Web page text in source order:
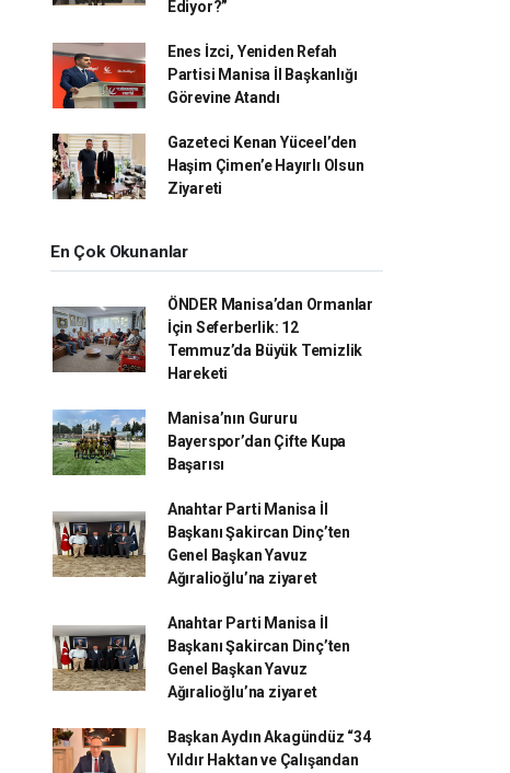
Ediyor?”
Enes İzci, Yeniden Refah
Partisi Manisa İl Başkanlığı
Görevine Atandı
Gazeteci Kenan Yüceel’den
Haşim Çimen’e Hayırlı Olsun
Ziyareti
En Çok Okunanlar
ÖNDER Manisa’dan Ormanlar
İçin Seferberlik: 12
Temmuz’da Büyük Temizlik
Hareketi
Manisa’nın Gururu
Bayerspor’dan Çifte Kupa
Başarısı
Anahtar Parti Manisa İl
Başkanı Şakircan Dinç’ten
Genel Başkan Yavuz
Ağıralioğlu’na ziyaret
Anahtar Parti Manisa İl
Başkanı Şakircan Dinç’ten
Genel Başkan Yavuz
Ağıralioğlu’na ziyaret
Başkan Aydın Akagündüz “34
Yıldır Haktan ve Çalışandan